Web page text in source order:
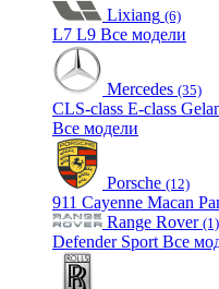
Lixiang (6)
L7 L9 Все модели
Mercedes (35)
CLS-class E-class
Все модели
Porsche (12)
911 Cayenne Macan
Range Rover (1)
Defender Sport Все